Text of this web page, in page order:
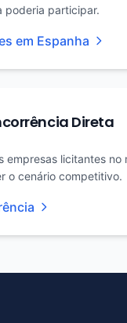
poderia participar.
em Espanha
Direta
empresas licitantes no
o cenário competitivo.